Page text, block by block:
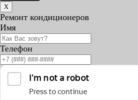
X
Ремонт кондиционеров
Имя
Телефон